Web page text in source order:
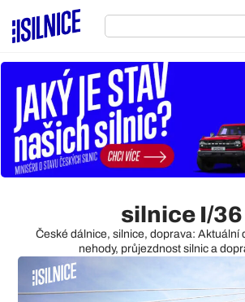
silnice I/36
České dálnice, silnice, doprava: Aktuální
nehody, průjezdnost silnic a